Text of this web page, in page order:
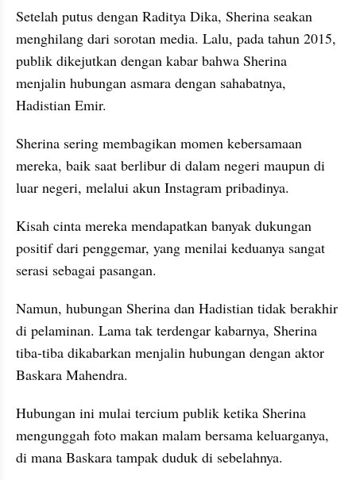
Setelah putus dengan Raditya Dika, Sherina seakan
menghilang dari sorotan media. Lalu, pada tahun 2015,
publik dikejutkan dengan kabar bahwa Sherina
menjalin hubungan asmara dengan sahabatnya,
Hadistian Emir.
Sherina sering membagikan momen kebersamaan
mereka, baik saat berlibur di dalam negeri maupun di
luar negeri, melalui akun Instagram pribadinya.
Kisah cinta mereka mendapatkan banyak dukungan
positif dari penggemar, yang menilai keduanya sangat
serasi sebagai pasangan.
Namun, hubungan Sherina dan Hadistian tidak berakhir
di pelaminan. Lama tak terdengar kabarnya, Sherina
tiba-tiba dikabarkan menjalin hubungan dengan aktor
Baskara Mahendra.
Hubungan ini mulai tercium publik ketika Sherina
mengunggah foto makan malam bersama keluarganya,
di mana Baskara tampak duduk di sebelahnya.